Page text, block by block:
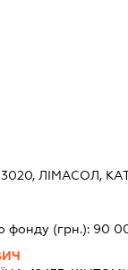
3020, ЛІМАСОЛ,
фонду (грн.): 90